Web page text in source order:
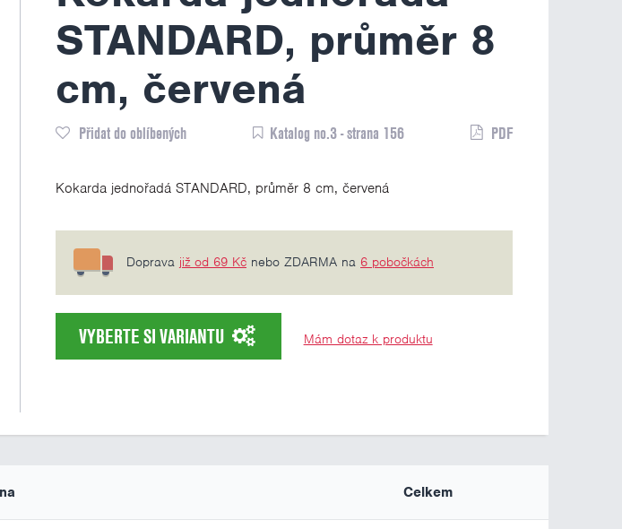
STANDARD, průměr 8
cm, červená
Přidat do oblíbených Katalog no.3 - strana 156 PDF
Kokarda jednořadá STANDARD, průměr 8 cm, červená
Doprava již od 69 Kč nebo ZDARMA na 6 pobočkách
VYBERTE SI VARIANTU Mám dotaz k produktu
Celkem